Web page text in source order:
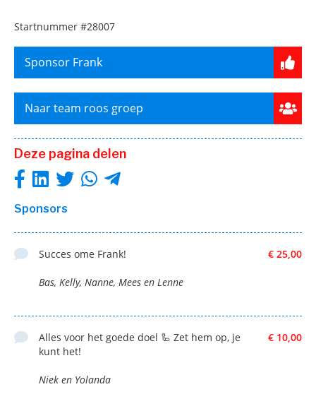
Startnummer #28007
Sponsor Frank
Naar team roos groep
Deze pagina delen
Sponsors
€ 25,00
Succes ome Frank!
Bas, Kelly, Nanne, Mees en Lenne
€ 10,00
Alles voor het goede doel 🦾 Zet hem op, je
kunt het!
Niek en Yolanda